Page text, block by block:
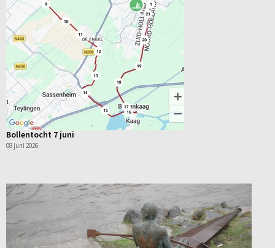
Bollentocht 7 juni
08 juni 2026